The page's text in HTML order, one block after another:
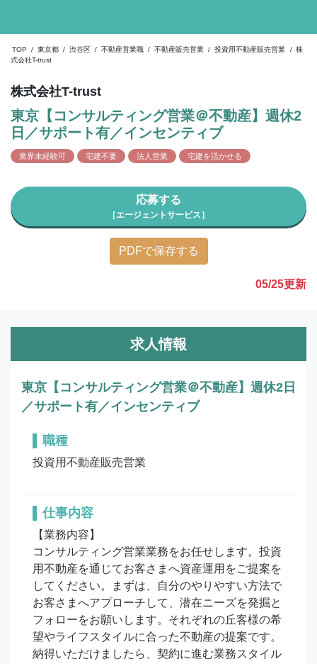
TOP / 東京都 / 渋谷区 / 不動産営業職 / 不動産販売営業 / 投資用不動産販売営業 / 株
式会社T-trust
株式会社T-trust
東京【コンサルティング営業＠不動産】週休2
日／サポート有／インセンティブ
業界未経験可 宅建不要 法人営業 宅建を活かせる
応募する
［エージェントサービス］
PDFで保存する
05/25更新
求人情報
東京【コンサルティング営業＠不動産】週休2日
／サポート有／インセンティブ
職種
投資用不動産販売営業
仕事内容
【業務内容】
コンサルティング営業業務をお任せします。投資
用不動産を通じてお客さまへ資産運用をご提案を
してください。まずは、自分のやりやすい方法で
お客さまへアプローチして、潜在ニーズを発掘と
フォローをお願いします。それぞれの丘客様の希
望やライフスタイルに合った不動産の提案です。
納得いただけましたら、契約に進む業務スタイル